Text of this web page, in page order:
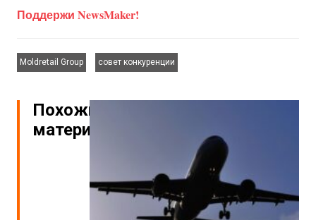
Поддержи NewsMaker!
Moldretail Group
совет конкуренции
Похожие
материалы